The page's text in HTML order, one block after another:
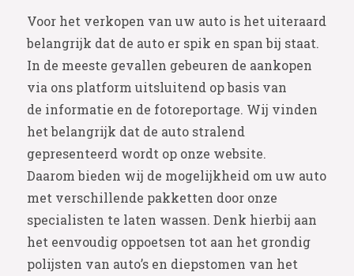
Voor het verkopen van uw auto is het uiteraard
belangrijk dat de auto er spik en span bij staat.
In de meeste gevallen gebeuren de aankopen
via ons platform uitsluitend op basis van
de informatie en de fotoreportage. Wij vinden
het belangrijk dat de auto stralend
gepresenteerd wordt op onze website.
Daarom bieden wij de mogelijkheid om uw auto
met verschillende pakketten door onze
specialisten te laten wassen. Denk hierbij aan
het eenvoudig oppoetsen tot aan het grondig
polijsten van auto’s en diepstomen van het